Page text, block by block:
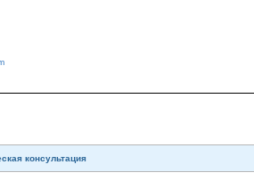
консультация